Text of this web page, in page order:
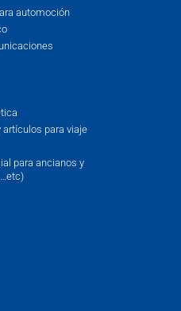
automoción
artículos para viaje
para ancianos y